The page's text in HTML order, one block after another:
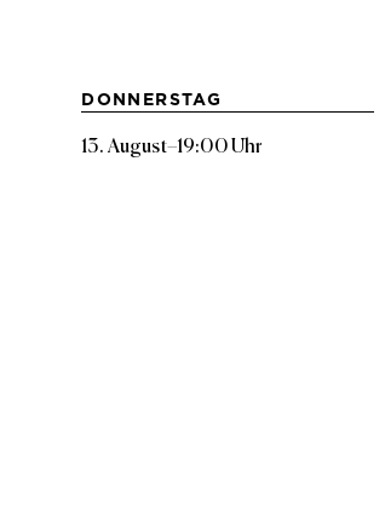
DONNERSTAG
13. August–19:00 Uhr